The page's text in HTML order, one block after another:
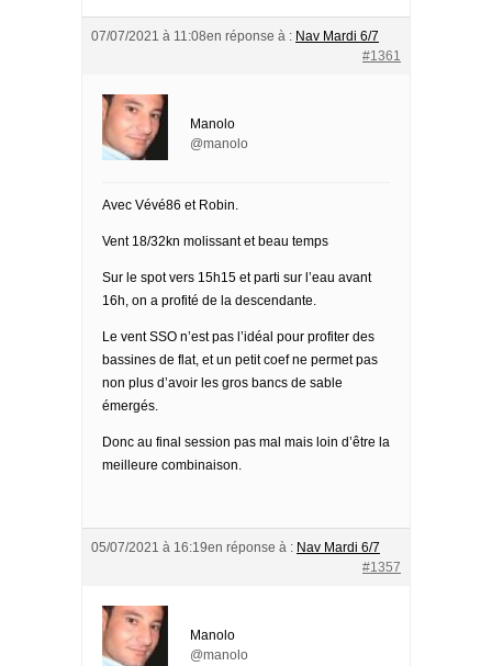
07/07/2021 à 11:08en réponse à : Nav Mardi 6/7
#1361
Manolo
@manolo
Avec Vévé86 et Robin.
Vent 18/32kn molissant et beau temps
Sur le spot vers 15h15 et parti sur l’eau avant
16h, on a profité de la descendante.
Le vent SSO n’est pas l’idéal pour profiter des
bassines de flat, et un petit coef ne permet pas
non plus d’avoir les gros bancs de sable
émergés.
Donc au final session pas mal mais loin d’être la
meilleure combinaison.
05/07/2021 à 16:19en réponse à : Nav Mardi 6/7
#1357
Manolo
@manolo